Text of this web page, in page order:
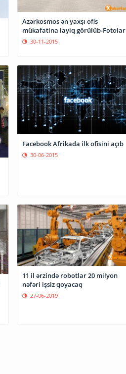
Azərkosmos ən yaxşı ofis
mükafatina layiq görülüb-Fotolar
30-11-2015
Facebook Afrikada ilk ofisini açıb
30-06-2015
11 il ərzində robotlar 20 milyon
nəfəri işsiz qoyacaq
27-06-2019